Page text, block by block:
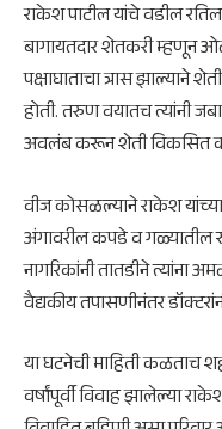
राकेश पाटील यांचे वडील
बागायतदार शेतकरी म्हणून
पक्षाघाताचा त्रास झाल्याने
होती. तरुण वयातच त्यांनी
अवलंब करून शेती विकसित
वीज कोसळल्याने राकेश यांच्या
अंगावरील कपडे व गळ्यातील
नागरिकांनी तातडीने त्यांना
वैद्यकीय तपासणीनंतर
या घटनेची माहिती कळताच
वर्षांपूर्वी विवाह झालेल्या